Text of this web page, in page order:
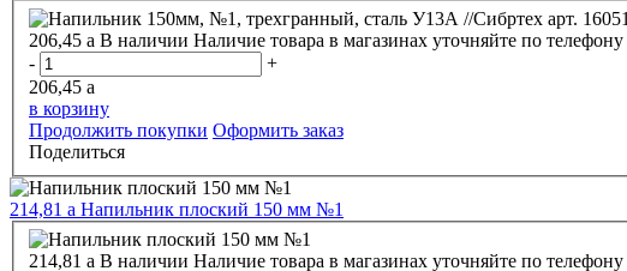
206,45 a В наличии Наличие товара в магазинах уточняйте по телефону
-
+
206,45 a
в корзину
Продолжить покупки Оформить заказ
Поделиться
214,81 a Напильник плоский 150 мм №1
214,81 a В наличии Наличие товара в магазинах уточняйте по телефону